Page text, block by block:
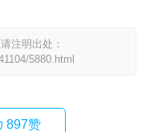
注明出处：
5880.html
897赞